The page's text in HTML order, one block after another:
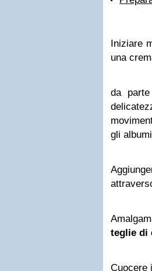
Iniziare
una
da
gli
teglie di
Cuocere